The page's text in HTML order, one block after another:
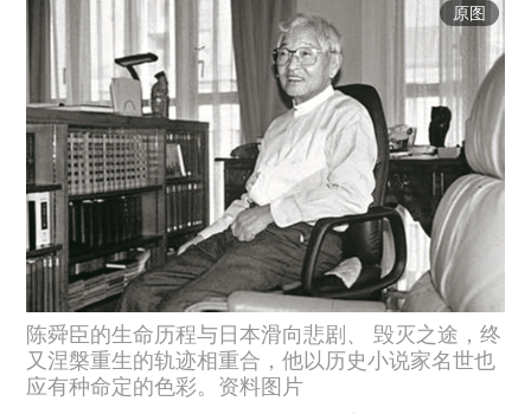
原图
陈舜臣的生命历程与日本滑向悲剧、 毁灭之途，终
又涅槃重生的轨迹相重合，他以历史小说家名世也
应有种命定的色彩。资料图片